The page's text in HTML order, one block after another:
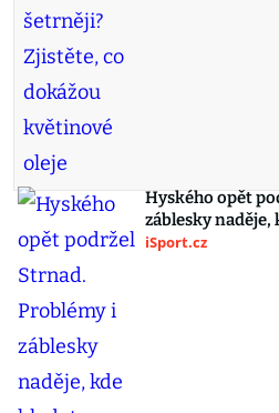
Hyského opět
záblesky naděje,
iSport.cz